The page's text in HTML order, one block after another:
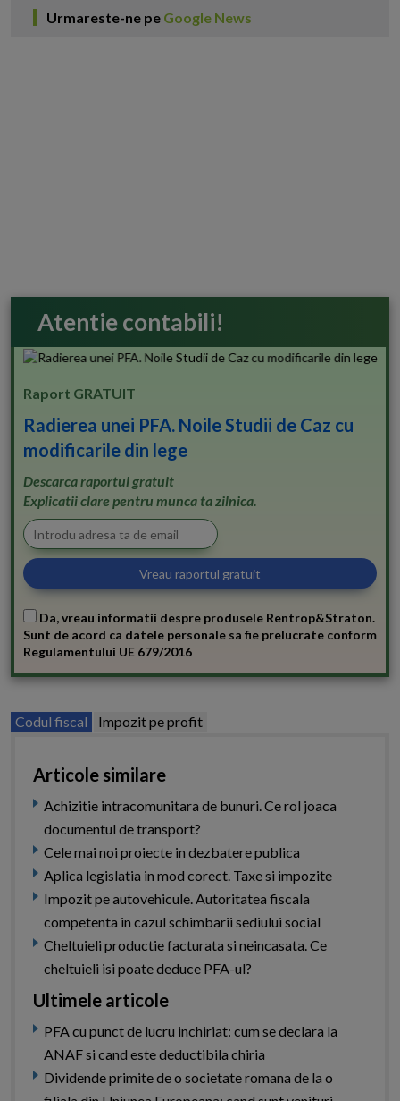
Urmareste-ne pe Google News
Atentie contabili!
Raport GRATUIT
Radierea unei PFA. Noile Studii de Caz cu
modificarile din lege
Descarca raportul gratuit
Explicatii clare pentru munca ta zilnica.
Da, vreau informatii despre produsele Rentrop&Straton.
Sunt de acord ca datele personale sa fie prelucrate conform
Regulamentului UE 679/2016
Codul fiscal Impozit pe profit
Articole similare
Achizitie intracomunitara de bunuri. Ce rol joaca
documentul de transport?
Cele mai noi proiecte in dezbatere publica
Aplica legislatia in mod corect. Taxe si impozite
Impozit pe autovehicule. Autoritatea fiscala
competenta in cazul schimbarii sediului social
Cheltuieli productie facturata si neincasata. Ce
cheltuieli isi poate deduce PFA-ul?
Ultimele articole
PFA cu punct de lucru inchiriat: cum se declara la
ANAF si cand este deductibila chiria
Dividende primite de o societate romana de la o